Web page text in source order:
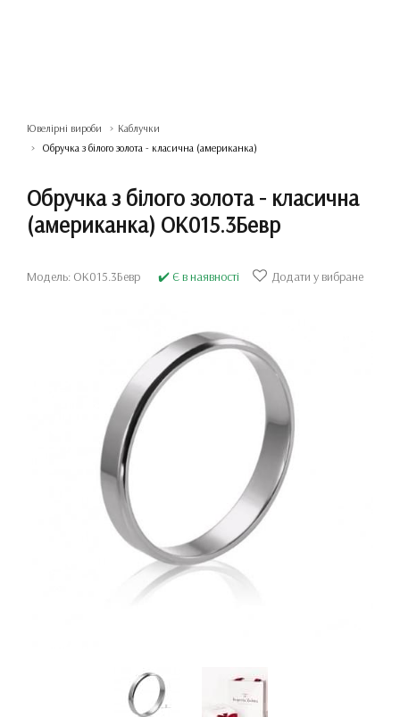
Ювелірні вироби
Каблучки
Обручка з білого золота - класична (американка)
Обручка з білого золота - класична
(американка) ОК015.3Бевр
Модель: ОК015.3Бевр ✔️ Є в наявності Додати у вибране